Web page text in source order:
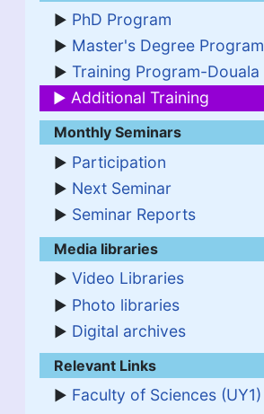
PhD Program
Master's Degree Program
Training Program-Douala
Additional Training
Monthly Seminars
Participation
Next Seminar
Seminar Reports
Media libraries
Video Libraries
Photo libraries
Digital archives
Relevant Links
Faculty of Sciences (UY1)